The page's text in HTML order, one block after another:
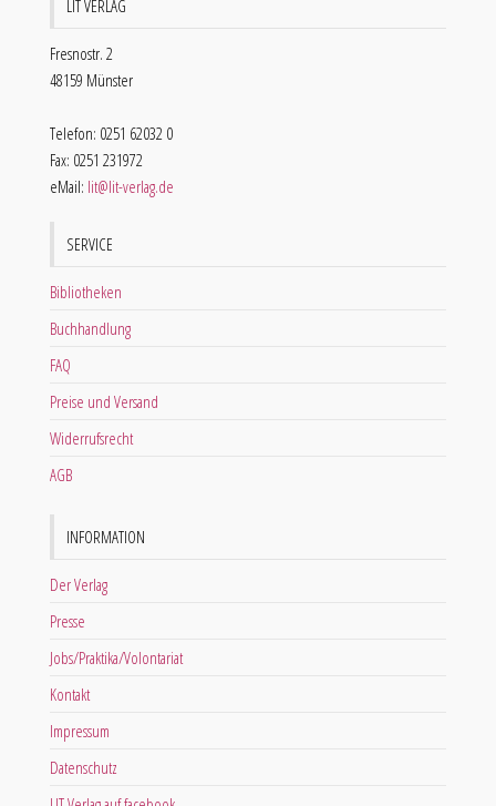
LIT VERLAG
Fresnostr. 2
48159 Münster
Telefon: 0251 62032 0
Fax: 0251 231972
eMail: lit@lit-verlag.de
SERVICE
Bibliotheken
Buchhandlung
FAQ
Preise und Versand
Widerrufsrecht
AGB
INFORMATION
Der Verlag
Presse
Jobs/Praktika/Volontariat
Kontakt
Impressum
Datenschutz